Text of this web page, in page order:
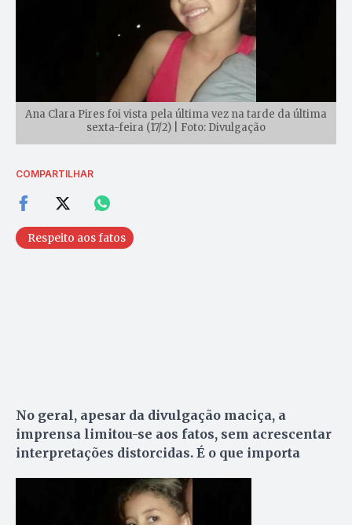
Ana Clara Pires foi vista pela última vez na tarde da última
sexta-feira (17/2) | Foto: Divulgação
COMPARTILHAR
Respeito aos fatos
No geral, apesar da divulgação maciça, a
imprensa limitou-se aos fatos, sem acrescentar
interpretações distorcidas. É o que importa